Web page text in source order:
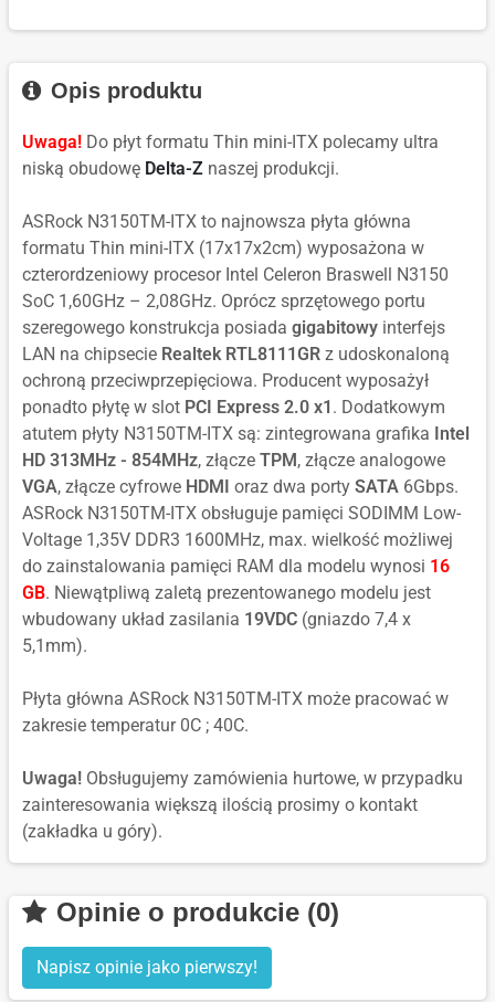
Opis produktu
Uwaga! Do płyt formatu Thin mini-ITX polecamy ultra
niską obudowę Delta-Z naszej produkcji.
ASRock N3150TM-ITX to najnowsza płyta główna
formatu Thin mini-ITX (17x17x2cm) wyposażona w
czterordzeniowy procesor Intel Celeron Braswell N3150
SoC 1,60GHz – 2,08GHz. Oprócz sprzętowego portu
szeregowego konstrukcja posiada gigabitowy interfejs
LAN na chipsecie Realtek RTL8111GR z udoskonaloną
ochroną przeciwprzepięciowa. Producent wyposażył
ponadto płytę w slot PCI Express 2.0 x1 . Dodatkowym
atutem płyty N3150TM-ITX są: zintegrowana grafika Intel
HD 313MHz - 854MHz, złącze TPM , złącze analogowe
VGA, złącze cyfrowe HDMI oraz dwa porty SATA 6Gbps.
ASRock N3150TM-ITX obsługuje pamięci SODIMM Low-
Voltage 1,35V DDR3 1600MHz, max. wielkość możliwej
do zainstalowania pamięci RAM dla modelu wynosi 16
GB. Niewątpliwą zaletą prezentowanego modelu jest
wbudowany układ zasilania 19VDC (gniazdo 7,4 x
5,1mm).
Płyta główna ASRock N3150TM-ITX może pracować w
zakresie temperatur 0C ; 40C.
Uwaga! Obsługujemy zamówienia hurtowe, w przypadku
zainteresowania większą ilością prosimy o kontakt
(zakładka u góry).
Opinie o produkcie (0)
Napisz opinie jako pierwszy!